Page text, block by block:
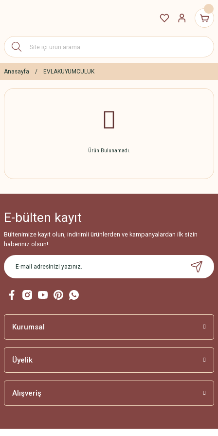
Anasayfa EVLAKUYUMCULUK
Ürün Bulunamadı.
E-bülten kayıt
Bültenimize kayıt olun, indirimli ürünlerden ve kampanyalardan ilk sizin
haberiniz olsun!
Kurumsal
Üyelik
Alışveriş